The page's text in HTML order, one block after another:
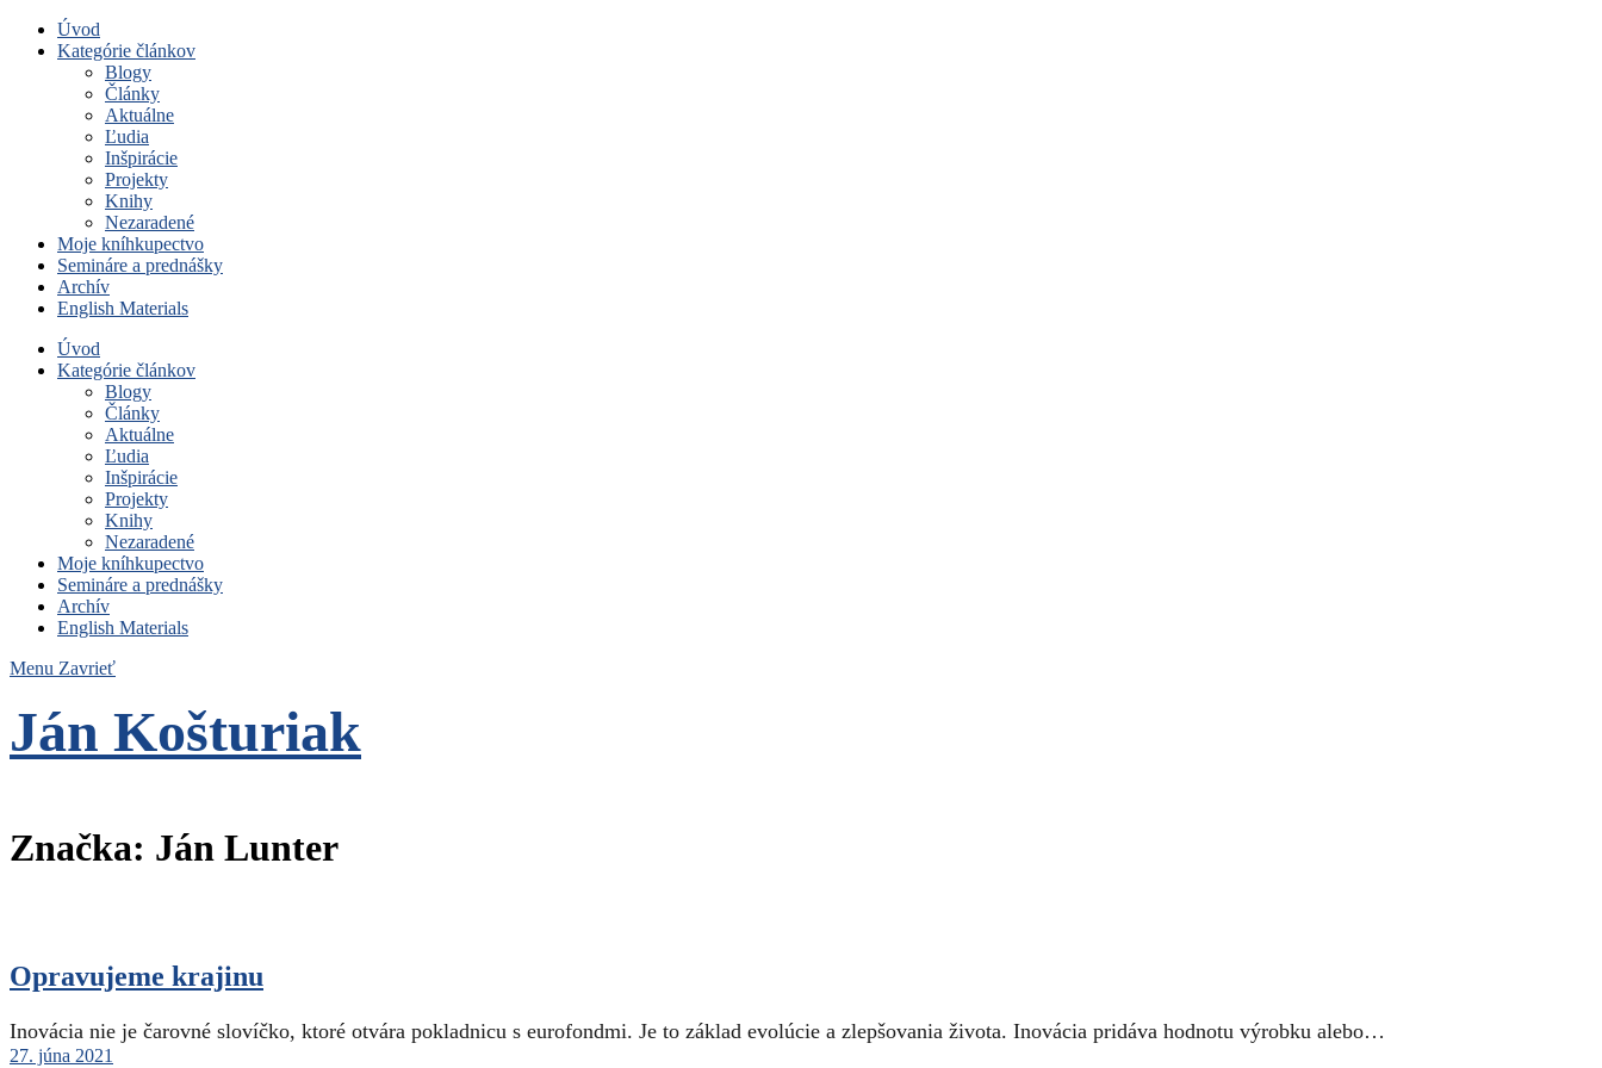
Úvod
Kategórie článkov
Blogy
Články
Aktuálne
Ľudia
Inšpirácie
Projekty
Knihy
Nezaradené
Moje kníhkupectvo
Semináre a prednášky
Archív
English Materials
Úvod
Kategórie článkov
Blogy
Články
Aktuálne
Ľudia
Inšpirácie
Projekty
Knihy
Nezaradené
Moje kníhkupectvo
Semináre a prednášky
Archív
English Materials
Menu Zavrieť
Ján Košturiak
Značka: Ján Lunter
Opravujeme krajinu
Inovácia nie je čarovné slovíčko, ktoré otvára pokladnicu s eurofondmi. Je to základ evolúcie a zlepšovania života. Inovácia pridáva hodnotu výrobku alebo…
27. júna 2021